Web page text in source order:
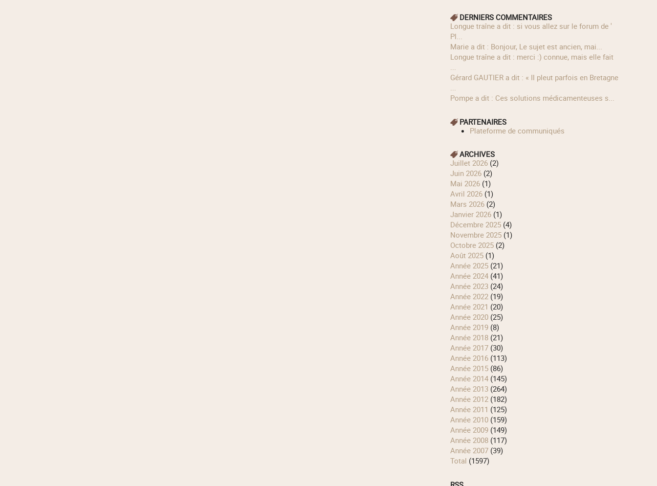
DERNIERS COMMENTAIRES
longue traîne a dit : si vous allez sur le forum de '
Pl...
Marie a dit : Bonjour, Le sujet est ancien, mai...
longue traîne a dit : merci :) connue, mais elle fait
...
Gérard GAUTIER a dit : « Il pleut parfois en Bretagne
...
Pompe a dit : Ces solutions médicamenteuses s...
PARTENAIRES
Plateforme de communiqués
ARCHIVES
juillet 2026(2)
juin 2026(2)
mai 2026(1)
avril 2026(1)
mars 2026(2)
janvier 2026(1)
décembre 2025(4)
novembre 2025(1)
octobre 2025(2)
août 2025(1)
année 2025(21)
année 2024(41)
année 2023(24)
année 2022(19)
année 2021 (20)
année 2020(25)
année 2019(8)
année 2018(21)
année 2017(30)
année 2016(113)
année 2015(86)
année 2014(145)
année 2013(264)
année 2012(182)
année 2011 (125)
année 2010(159)
année 2009(149)
année 2008(117)
année 2007(39)
total (1597)